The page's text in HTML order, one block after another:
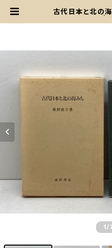
古代日本と北の
1 /